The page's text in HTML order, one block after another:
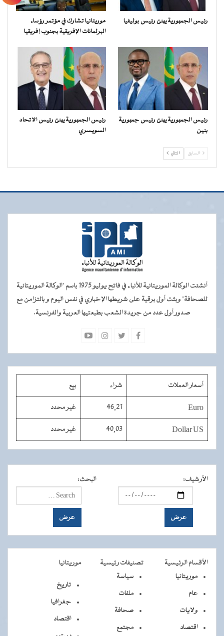
رئيس الجمهورية يهنئ رئيس بوليفيا
موريتانيا تشارك في مؤتمر رؤساء
البرلمانات الإفريقية بجنوب إفريقيا
رئيس الجمهورية يهنئ رئيس جمهورية
بنين
رئيس الجمهورية يهنئ رئيس الاتحاد
السويسري
السابق التالي
أنشئت الوكالة الموريتانية للأنباء في فاتح يوليو 1975 باسم "الوكالة الموريتانية
للصحافة" وبثت أول برقية على شريطها الإخباري في نفس اليوم و بالتزامن مع
صدور أول عدد من جريدة الشعب بطبعتيها العربية والفرنسية.
أسعار العملات شراء بيع
Euro
46,21 غير محدد
Dollar US
40,03 غير محدد
الأرشيف: البحث:
الأقسام الرئيسية تصنيفات رئيسية
موريتانيا
موريتانيا
عام
ولايات
اقتصاد
سياسة
ملفات
صحافة
مجتمع
تاريخ
جغرافيا
اقتصاد